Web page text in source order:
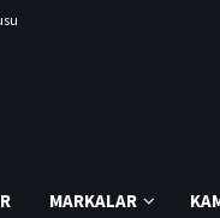
MARKALAR